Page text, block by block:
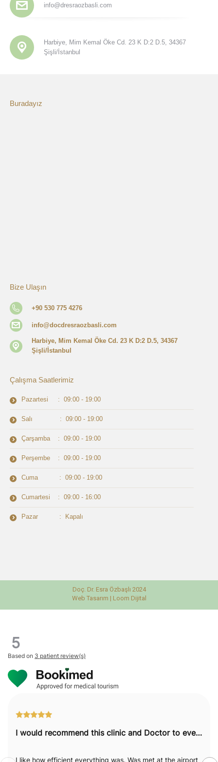
info@dresraozbasli.com
Harbiye, Mim Kemal Öke Cd. 23 K D:2 D.5, 34367
Şişli/İstanbul
Buradayız
Bize Ulaşın
+90 530 775 4276
info@docdresraozbasli.com
Harbiye, Mim Kemal Öke Cd. 23 K D:2 D.5, 34367
Şişli/İstanbul
Çalışma Saatlerimiz
Pazartesi : 09:00 - 19:00
Salı : 09:00 - 19:00
Çarşamba : 09:00 - 19:00
Perşembe : 09:00 - 19:00
Cuma : 09:00 - 19:00
Cumartesi : 09:00 - 16:00
Pazar : Kapalı
Doç. Dr. Esra Özbaşlı 2024
Web Tasarım | Loom Dijital
5
Based on 3 patient review(s)
I would recommend this clinic and Doctor to everyone.
I like how efficient everything was. Was met at the airport